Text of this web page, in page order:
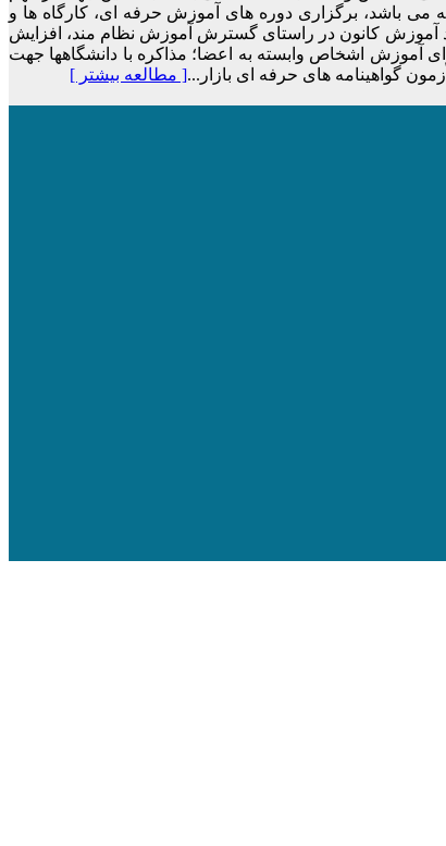
می باشد، برگزاری دوره­ های آموزش حرفه­ ای، کارگاه­ ها و
آموزش کانون در راستای گسترش آموزش نظام ­مند، افزایش
آموزش اشخاص وابسته به اعضا؛ مذاکره با دانشگاه­ها جهت
گواهینامه­ های حرفه ای بازار...[ مطالعه بیشتر ]